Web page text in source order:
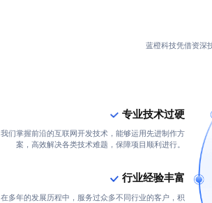
蓝橙科技凭借资深
专业技术过硬
我们掌握前沿的互联网开发技术，能够运用先进制作方
案，高效解决各类技术难题，保障项目顺利进行。
行业经验丰富
在多年的发展历程中，服务过众多不同行业的客户，积